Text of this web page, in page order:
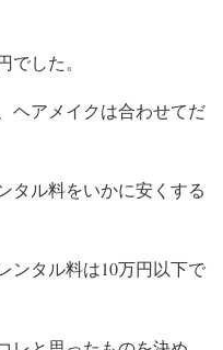
した。
ヘアメイクは合わせてだ
タル料をいかに安くする
ンタル料は10万円以下で